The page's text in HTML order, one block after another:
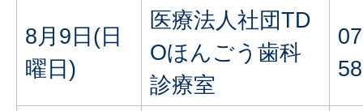
8月9日(日
曜日)
医療法人社団TD
Oほんごう歯科
診療室